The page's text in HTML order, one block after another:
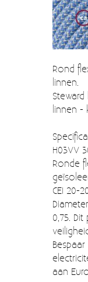
Badkamer
Keuken
Afvalemmers
Emaille
Vintage
EINDE REEKSEN
Rond
linnen.
linnen -
H03VV
Ronde
CEI 20-
0,75.
aan